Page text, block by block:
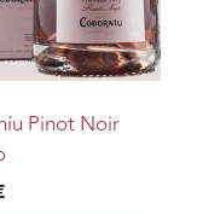
Pinot Noir